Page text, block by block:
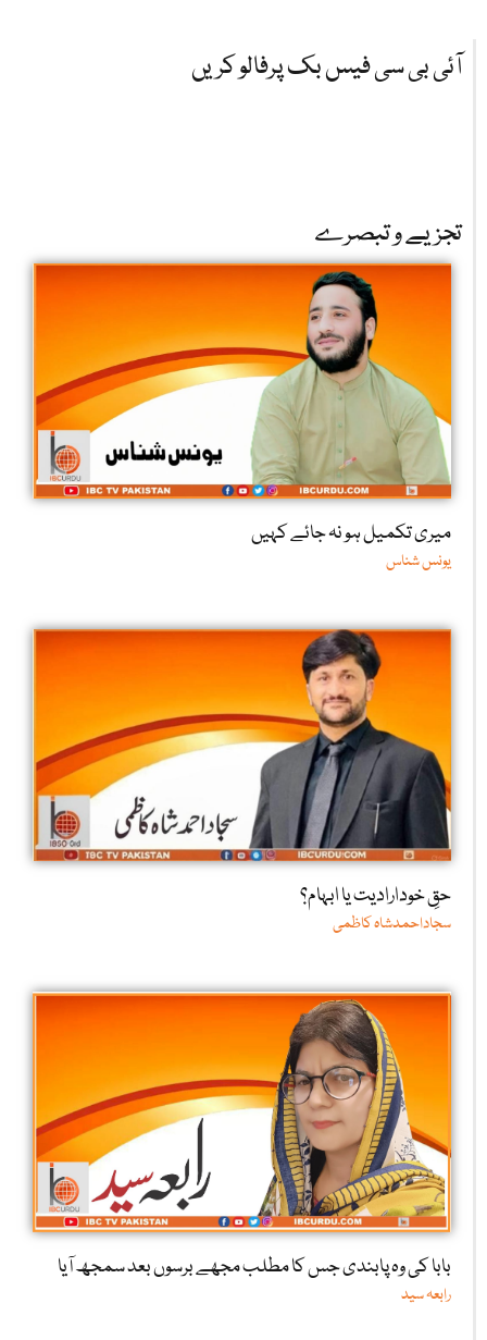
آئی بی سی فیس بک پرفالو کریں
تجزیے و تبصرے
میری تکمیل ہو نہ جائے کہیں
یونس شناس
حقِ خودارادیت یا ابہام؟
سجاداحمدشاہ کاظمی
بابا کی وہ پابندی جس کا مطلب مجھے برسوں بعد سمجھ آیا
رابعہ سید